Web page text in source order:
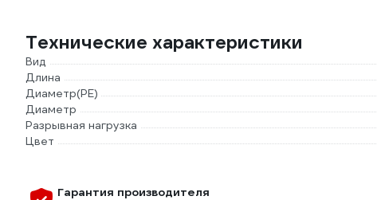
Технические характеристики
Вид
Длина
Диаметр(PE)
Диаметр
Разрывная нагрузка
Цвет
Гарантия производителя